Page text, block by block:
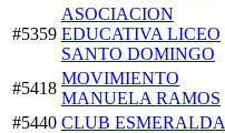
#5359
ASOCIACION
EDUCATIVA LICEO
SANTO DOMINGO
#5418
MOVIMIENTO
MANUELA RAMOS
#5440 CLUB ESMERALDA